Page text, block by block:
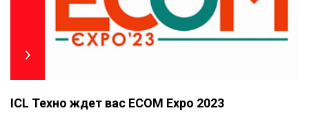
ICL Техно ждет вас ECOM Expo 2023